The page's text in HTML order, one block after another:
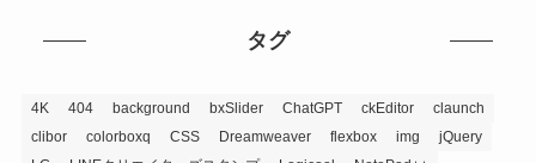
タグ
4K 404 background bxSlider ChatGPT ckEditor
claunch
clibor
colorboxq CSS Dreamweaver flexbox img
jQuery